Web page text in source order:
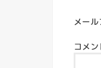
メール
コメン